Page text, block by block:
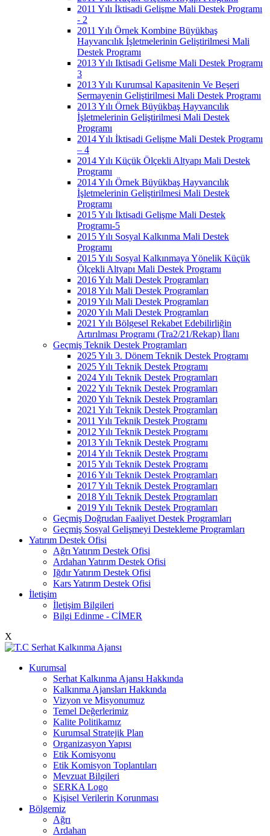
2011 Yılı İktisadi Gelişme Mali Destek Programı
- 2
2011 Yılı Örnek Kombine Büyükbaş
Hayvancılık İşletmelerinin Geliştirilmesi Mali
Destek Programı
2013 Yılı Iktisadi Gelisme Mali Destek Programı
3
2013 Yılı Kurumsal Kapasitenin Ve Beşeri
Sermayenin Geliştirilmesi Mali Destek Programı
2013 Yılı Örnek Büyükbaş Hayvancılık
İşletmelerinin Geliştirilmesi Mali Destek
Programı
2014 Yılı İktisadi Gelişme Mali Destek Programı
– 4
2014 Yılı Küçük Ölçekli Altyapı Mali Destek
Programı
2014 Yılı Örnek Büyükbaş Hayvancılık
İşletmelerinin Geliştirilmesi Mali Destek
Programı
2015 Yılı İktisadi Gelişme Mali Destek
Programı-5
2015 Yılı Sosyal Kalkınma Mali Destek
Programı
2015 Yılı Sosyal Kalkınmaya Yönelik Küçük
Ölçekli Altyapı Mali Destek Programı
2016 Yılı Mali Destek Programları
2018 Yılı Mali Destek Programları
2019 Yılı Mali Destek Programları
2020 Yılı Mali Destek Programları
2021 Yılı Bölgesel Rekabet Edebilirliğin
Artırılması Programı (Tra2/21/Rekap) İlanı
Geçmiş Teknik Destek Programları
2025 Yılı 3. Dönem Teknik Destek Programı
2025 Yılı Teknik Destek Programı
2024 Yılı Teknik Destek Programları
2022 Yılı Teknik Destek Programları
2020 Yılı Teknik Destek Programları
2021 Yılı Teknik Destek Programları
2011 Yılı Teknik Destek Programı
2012 Yılı Teknik Destek Programı
2013 Yılı Teknik Destek Programı
2014 Yılı Teknik Destek Programı
2015 Yılı Teknik Destek Programı
2016 Yılı Teknik Destek Programları
2017 Yılı Teknik Destek Programları
2018 Yılı Teknik Destek Programları
2019 Yılı Teknik Destek Programları
Geçmiş Doğrudan Faaliyet Destek Programları
Geçmiş Sosyal Gelişmeyi Destekleme Programları
Yatırım Destek Ofisi
Ağrı Yatırım Destek Ofisi
Ardahan Yatırım Destek Ofisi
Iğdır Yatırım Destek Ofisi
Kars Yatırım Destek Ofisi
İletişim
İletişim Bilgileri
Bilgi Edinme - CİMER
X
Kurumsal
Serhat Kalkınma Ajansı Hakkında
Kalkınma Ajansları Hakkında
Vizyon ve Misyonumuz
Temel Değerlerimiz
Kalite Politikamız
Kurumsal Stratejik Plan
Organizasyon Yapısı
Etik Komisyonu
Etik Komisyon Toplantıları
Mevzuat Bilgileri
SERKA Logo
Kişisel Verilerin Korunması
Bölgemiz
Ağrı
Ardahan